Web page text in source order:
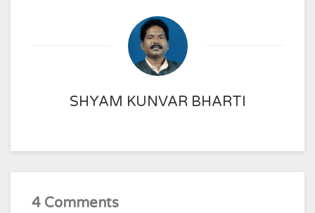
SHYAM KUNVAR BHARTI
4 Comments